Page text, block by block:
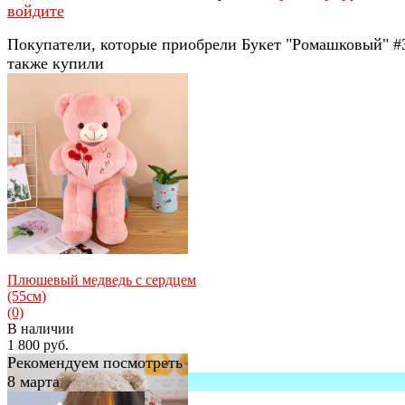
войдите
Покупатели, которые приобрели Букет "Ромашковый"
также купили
Плюшевый медведь с сердцем
(55см)
(0)
В наличии
1 800 руб.
Рекомендуем посмотреть
8 марта